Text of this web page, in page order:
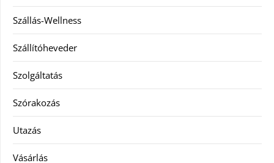
Szállás-Wellness
Szállítóheveder
Szolgáltatás
Szórakozás
Utazás
Vásárlás